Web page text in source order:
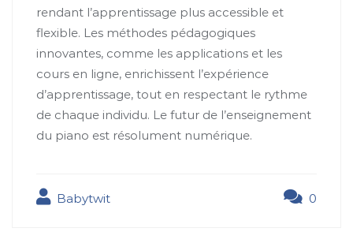
rendant l’apprentissage plus accessible et
flexible. Les méthodes pédagogiques
innovantes, comme les applications et les
cours en ligne, enrichissent l’expérience
d’apprentissage, tout en respectant le rythme
de chaque individu. Le futur de l’enseignement
du piano est résolument numérique.
Babytwit 0